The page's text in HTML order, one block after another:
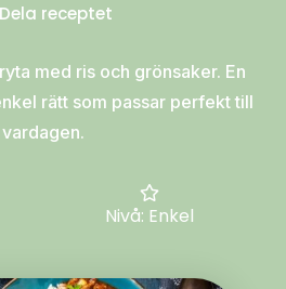
Dela receptet
med ris och grönsaker. En
rätt som passar perfekt till
vardagen.
Nivå: Enkel